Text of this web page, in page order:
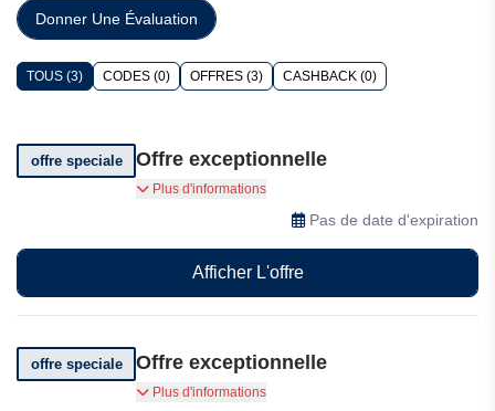
Donner Une Évaluation
TOUS (3) CODES (0) OFFRES (3) CASHBACK (0)
offre speciale Offre exceptionnelle
Profitez d'un service gratuit chez CashAdvance
Plus d'informations
Pas de date d'expiration
Afficher L'offre
offre speciale Offre exceptionnelle
Bénéficiez de réductions incroyables
Plus d'informations